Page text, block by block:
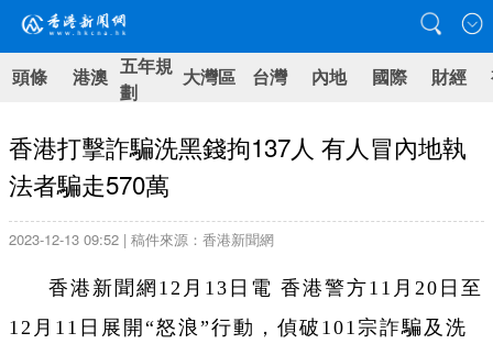
頭條 港澳 五年規
劃
大灣區 台灣 內地 國際 財經
香港打擊詐騙洗黑錢拘137人 有人冒內地執
法者騙走570萬
2023-12-13 09:52 | 稿件來源：香港新聞網
香港新聞網12月13日電 香港警方11月20日至
12月11日展開“怒浪”行動，偵破101宗詐騙及洗